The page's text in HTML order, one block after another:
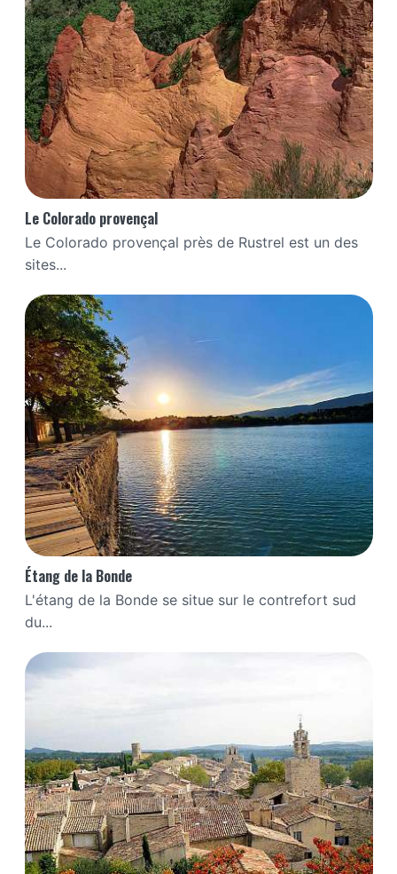
Le Colorado provençal
Le Colorado provençal près de Rustrel est un des
sites...
Étang de la Bonde
L'étang de la Bonde se situe sur le contrefort sud
du...